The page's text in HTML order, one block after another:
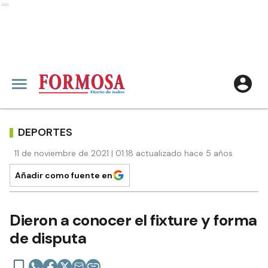
Ads
DEPORTES
11 de noviembre de 2021 | 01:18 actualizado hace 5 años
Añadir como fuente en
Dieron a conocer el fixture y forma
de disputa